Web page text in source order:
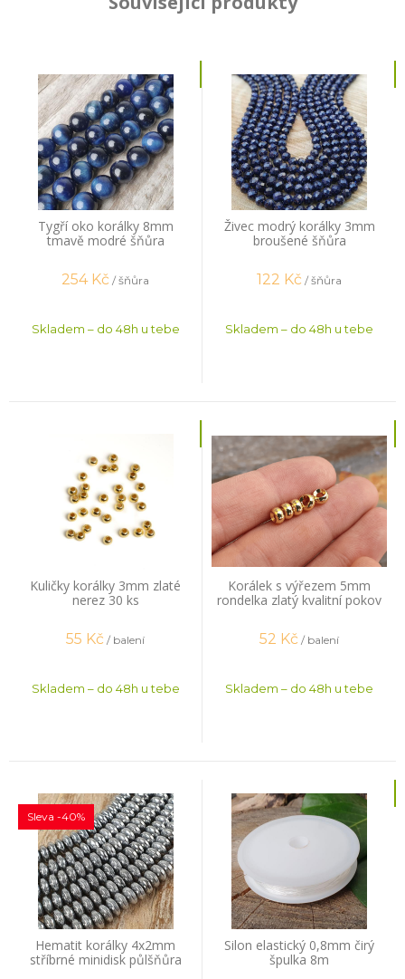
Tygří oko korálky 8mm
tmavě modré šňůra
254 Kč / šňůra
Skladem – do 48h u tebe
Živec modrý korálky 3mm
broušené šňůra
122 Kč / šňůra
Skladem – do 48h u tebe
Kuličky korálky 3mm zlaté
nerez 30 ks
55 Kč / balení
Skladem – do 48h u tebe
Korálek s výřezem 5mm
rondelka zlatý kvalitní pokov
20 ks
52 Kč / balení
Skladem – do 48h u tebe
Hematit korálky 4x2mm
stříbrné minidisk půlšňůra
Sleva -40%
Silon elastický 0,8mm čirý
špulka 8m